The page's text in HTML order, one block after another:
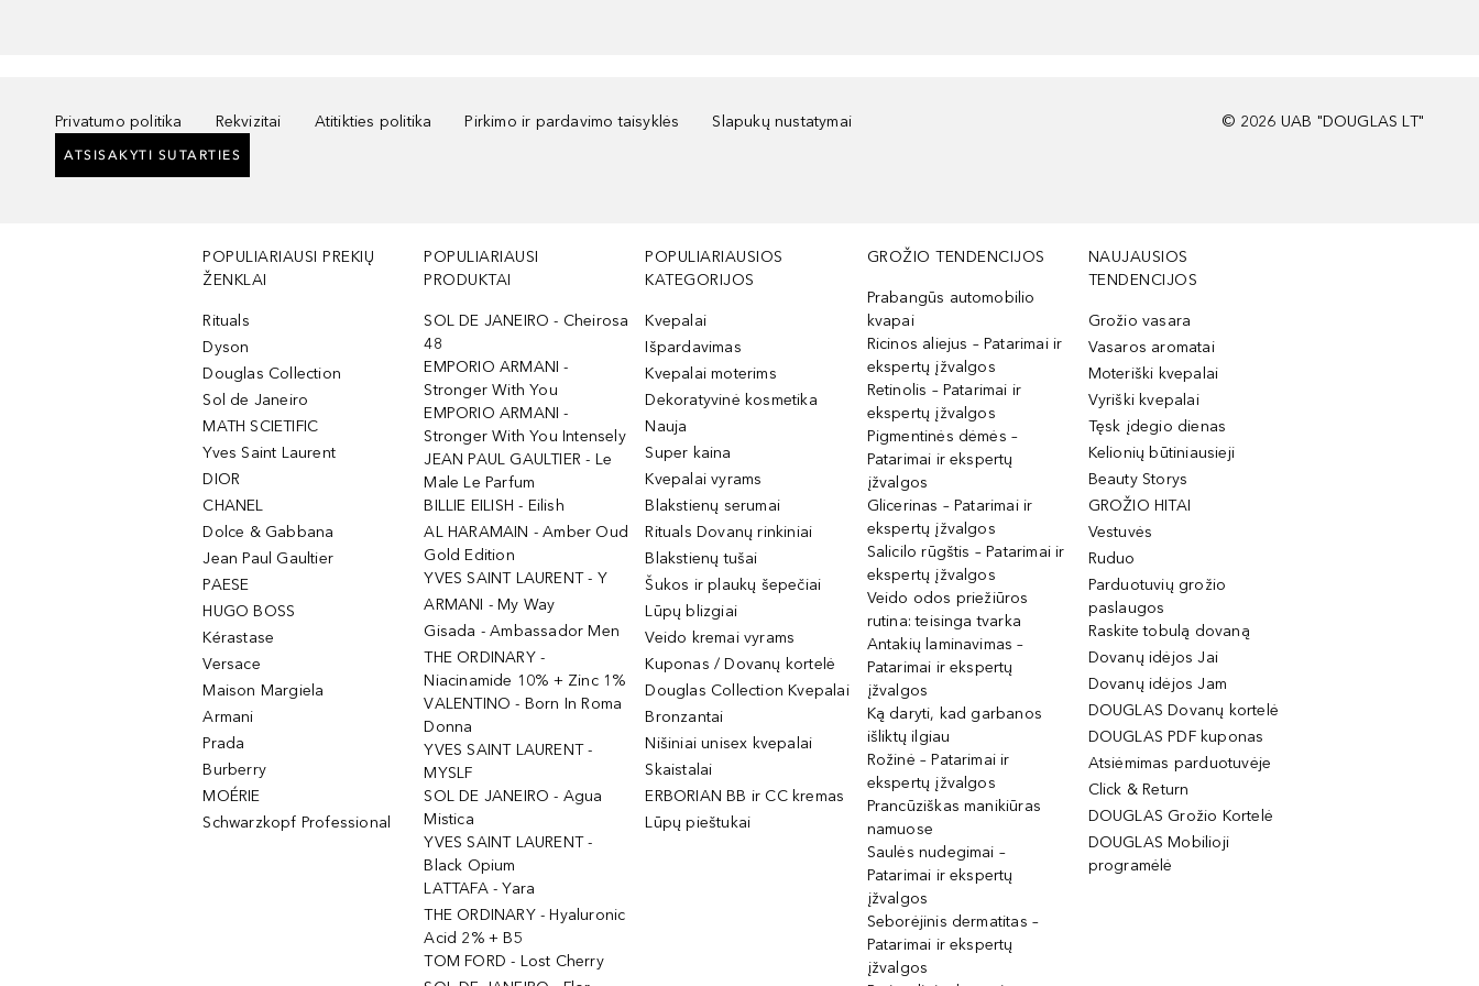
Privatumo politika Rekvizitai Atitikties politika Pirkimo ir pardavimo taisyklės Slapukų nustatymai
ATSISAKYTI SUTARTIES
© 2026 UAB "DOUGLAS LT"
POPULIARIAUSI PREKIŲ
ŽENKLAI
Rituals
Dyson
Douglas Collection
Sol de Janeiro
MATH SCIETIFIC
Yves Saint Laurent
DIOR
CHANEL
Dolce & Gabbana
Jean Paul Gaultier
PAESE
HUGO BOSS
Kérastase
Versace
Maison Margiela
Armani
Prada
Burberry
MOÉRIE
Schwarzkopf Professional
POPULIARIAUSI
PRODUKTAI
SOL DE JANEIRO - Cheirosa
48
EMPORIO ARMANI -
Stronger With You
EMPORIO ARMANI -
Stronger With You Intensely
JEAN PAUL GAULTIER - Le
Male Le Parfum
BILLIE EILISH - Eilish
AL HARAMAIN - Amber Oud
Gold Edition
YVES SAINT LAURENT - Y
ARMANI - My Way
Gisada - Ambassador Men
THE ORDINARY -
Niacinamide 10% + Zinc 1%
VALENTINO - Born In Roma
Donna
YVES SAINT LAURENT -
MYSLF
SOL DE JANEIRO - Agua
Mistica
YVES SAINT LAURENT -
Black Opium
LATTAFA - Yara
THE ORDINARY - Hyaluronic
Acid 2% + B5
TOM FORD - Lost Cherry
POPULIARIAUSIOS
KATEGORIJOS
Kvepalai
Išpardavimas
Kvepalai moterims
Dekoratyvinė kosmetika
Nauja
Super kaina
Kvepalai vyrams
Blakstienų serumai
Rituals Dovanų rinkiniai
Blakstienų tušai
Šukos ir plaukų šepečiai
Lūpų blizgiai
Veido kremai vyrams
Kuponas / Dovanų kortelė
Douglas Collection Kvepalai
Bronzantai
Nišiniai unisex kvepalai
Skaistalai
ERBORIAN BB ir CC kremas
Lūpų pieštukai
GROŽIO TENDENCIJOS
Prabangūs automobilio
kvapai
Ricinos aliejus – Patarimai ir
ekspertų įžvalgos
Retinolis – Patarimai ir
ekspertų įžvalgos
Pigmentinės dėmės –
Patarimai ir ekspertų
įžvalgos
Glicerinas – Patarimai ir
ekspertų įžvalgos
Salicilo rūgštis – Patarimai ir
ekspertų įžvalgos
Veido odos priežiūros
rutina: teisinga tvarka
Antakių laminavimas –
Patarimai ir ekspertų
įžvalgos
Ką daryti, kad garbanos
išliktų ilgiau
Rožinė – Patarimai ir
ekspertų įžvalgos
Prancūziškas manikiūras
namuose
Saulės nudegimai –
Patarimai ir ekspertų
įžvalgos
Seborėjinis dermatitas –
Patarimai ir ekspertų
įžvalgos
NAUJAUSIOS
TENDENCIJOS
Grožio vasara
Vasaros aromatai
Moteriški kvepalai
Vyriški kvepalai
Tęsk įdegio dienas
Kelionių būtiniausieji
Beauty Storys
GROŽIO HITAI
Vestuvės
Ruduo
Parduotuvių grožio
paslaugos
Raskite tobulą dovaną
Dovanų idėjos Jai
Dovanų idėjos Jam
DOUGLAS Dovanų kortelė
DOUGLAS PDF kuponas
Atsiėmimas parduotuvėje
Click & Return
DOUGLAS Grožio Kortelė
DOUGLAS Mobilioji
programėlė